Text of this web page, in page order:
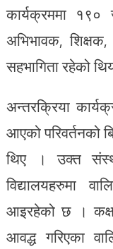
कार्यक्रममा १९०
अभिभावक, शिक्षक,
सहभागिता रहेको
अन्तरक्रिया
आएको परिवर्तनको
थिए । उक्त
विद्यालयहरुमा
आइरहेको छ ।
आवद्ध गरिएका